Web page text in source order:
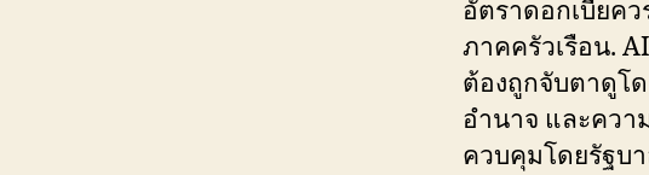
อัตราดอกเบี้ยค
ภาคครัวเรือน.
ต้องถูกจับตาดูโด
อำนาจ และคว
ควบคุมโดยรัฐบ